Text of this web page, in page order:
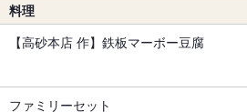
料理
【高砂本店 作】鉄板マーボー豆腐
ファミリーセット